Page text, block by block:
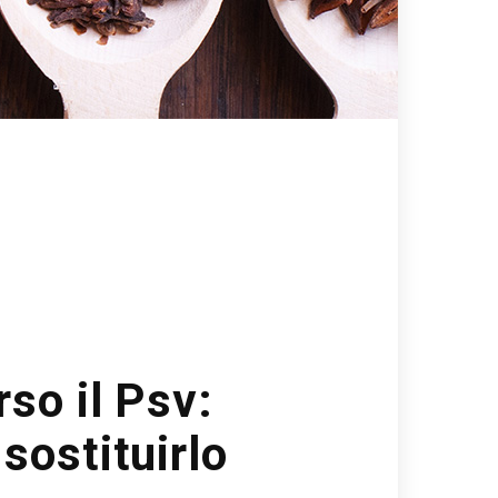
il Psv:
sostituirlo